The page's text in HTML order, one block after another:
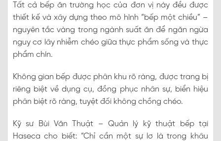
Tất cả bếp ăn trường học của đơn vị này đều được
thiết kế và xây dựng theo mô hình “bếp một chiều” –
nguyên tắc vàng trong ngành suất ăn để ngăn ngừa
nguy cơ lây nhiễm chéo giữa thực phẩm sống và thực
phẩm chín.
Không gian bếp được phân khu rõ ràng, được trang bị
riêng biệt về dụng cụ, đồng phục nhân sự, biển hiệu
phân biệt rõ ràng, tuyệt đối không chồng chéo.
Kỹ sư Bùi Văn Thuật – Quản lý kỹ thuật bếp tại
Haseca cho biết: “Chỉ cần một sự lơ là trong khâu